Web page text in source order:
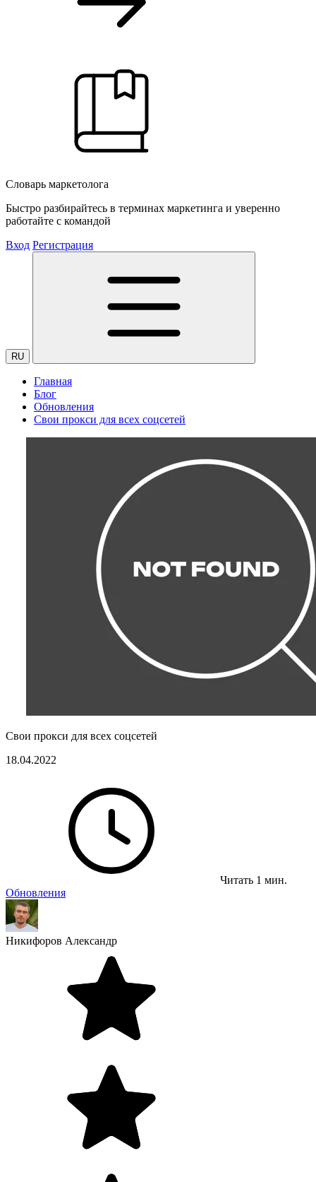
Словарь маркетолога
Быстро разбирайтесь в терминах маркетинга и уверенно
работайте с командой
Вход Регистрация
RU
Главная
Блог
Обновления
Свои прокси для всех соцсетей
Свои прокси для всех соцсетей
18.04.2022
Читать 1 мин.
Обновления
Никифоров Александр